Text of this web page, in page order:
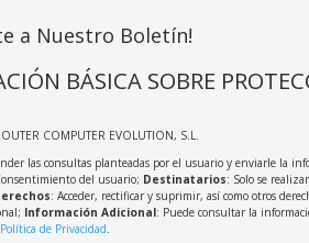
a Nuestro Boletín!
BÁSICA SOBRE
COMPUTER EVOLUTION, S.L.
las consultas planteadas por el usuario y enviarle la
del usuario; Destinatarios: Solo se
: Acceder, rectificar y suprimir, así como otros
Información Adicional: Puede consultar la
Política de Privacidad.